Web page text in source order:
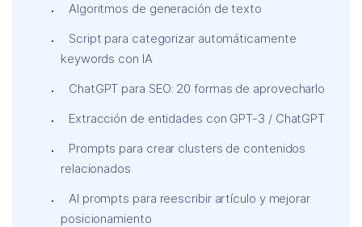
Algoritmos de generación de texto
Script para categorizar automáticamente
keywords con IA
ChatGPT para SEO: 20 formas de aprovecharlo
Extracción de entidades con GPT-3 / ChatGPT
Prompts para crear clusters de contenidos
relacionados
AI prompts para reescribir artículo y mejorar
posicionamiento